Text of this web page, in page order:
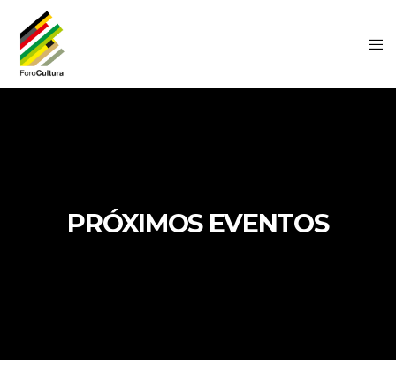
PRÓXIMOS EVENTOS